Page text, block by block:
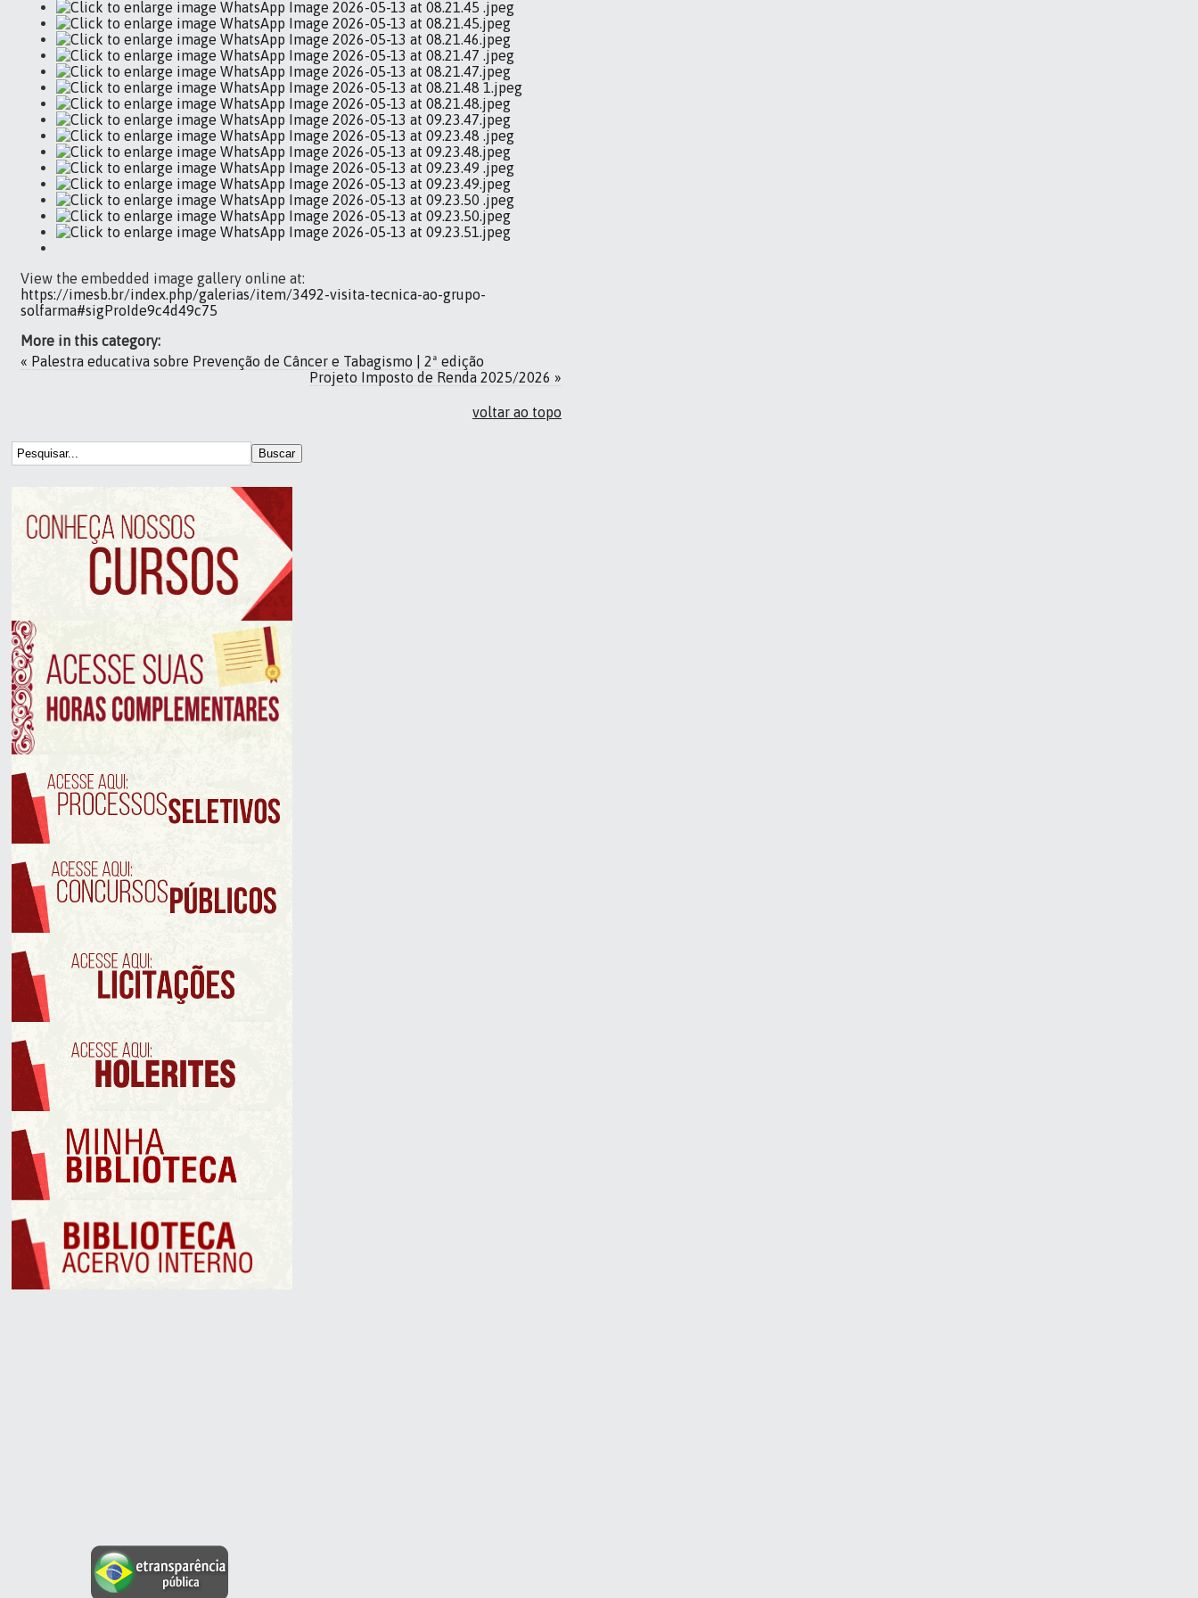
View the embedded image gallery online at:
https://imesb.br/index.php/galerias/item/3492-visita-tecnica-ao-grupo-
solfarma#sigProIde9c4d49c75
More in this category:
« Palestra educativa sobre Prevenção de Câncer e Tabagismo | 2ª edição
Projeto Imposto de Renda 2025/2026 »
voltar ao topo
Buscar